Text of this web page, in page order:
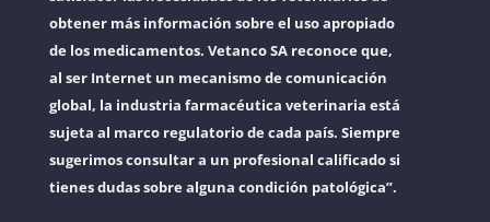
obtener más información sobre el uso apropiado
de los medicamentos. Vetanco SA reconoce que,
al ser Internet un mecanismo de comunicación
global, la industria farmacéutica veterinaria está
sujeta al marco regulatorio de cada país. Siempre
sugerimos consultar a un profesional calificado si
tienes dudas sobre alguna condición patológica”.